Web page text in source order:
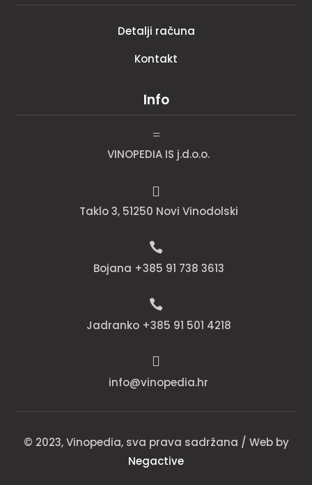
Detalji računa
Kontakt
Info
=
VINOPEDIA IS j.d.o.o.

Taklo 3, 51250 Novi Vinodolski

Bojana +385 91 738 3613

Jadranko +385 91 501 4218

info@vinopedia.hr
© 2023, Vinopedia, sva prava sadržana / Web by
Negactive